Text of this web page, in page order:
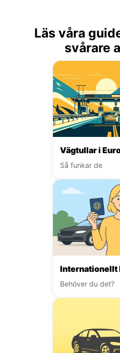
Läs våra
svårare
Vägtullar i
Så funkar de
Internationellt
Behöver du det?